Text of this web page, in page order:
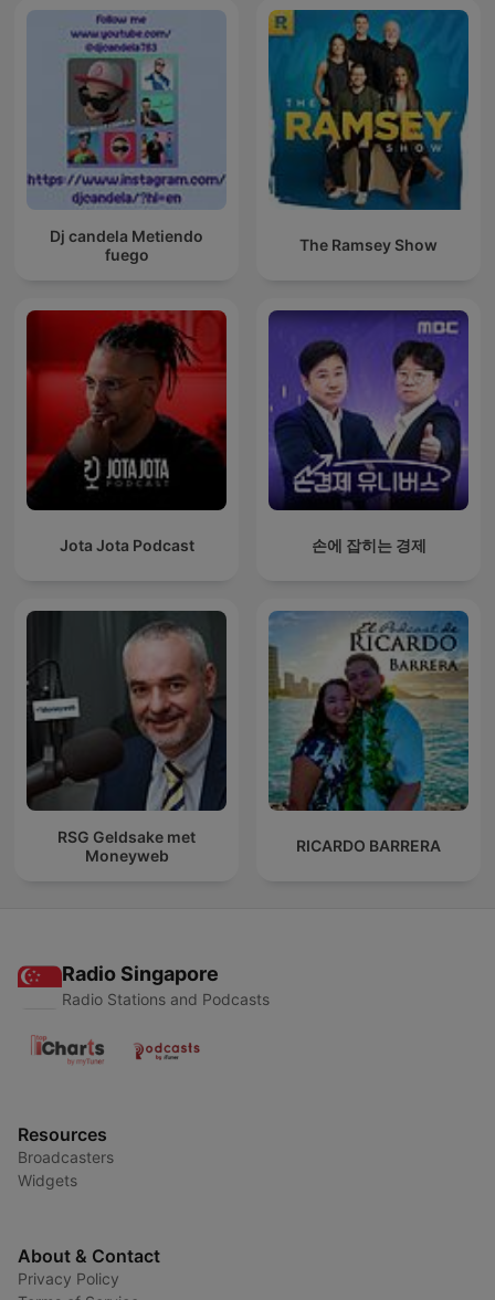
Dj candela Metiendo
fuego
The Ramsey Show
Jota Jota Podcast 손에 잡히는 경제
RSG Geldsake met
Moneyweb
RICARDO BARRERA
Radio Singapore
Radio Stations and Podcasts
Resources
Broadcasters
Widgets
About & Contact
Privacy Policy